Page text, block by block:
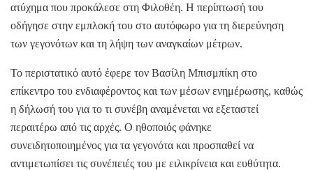
ατύχημα που προκάλεσε στη Φιλοθέη. Η περίπτωσή του
οδήγησε στην εμπλοκή του στο αυτόφωρο για τη διερεύνηση
των γεγονότων και τη λήψη των αναγκαίων μέτρων.
Το περιστατικό αυτό έφερε τον Βασίλη Μπισμπίκη στο
επίκεντρο του ενδιαφέροντος και των μέσων ενημέρωσης, καθώς
η δήλωσή του για το τι συνέβη αναμένεται να εξεταστεί
περαιτέρω από τις αρχές. Ο ηθοποιός φάνηκε
συνειδητοποιημένος για τα γεγονότα και προσπαθεί να
αντιμετωπίσει τις συνέπειές του με ειλικρίνεια και ευθύτητα.